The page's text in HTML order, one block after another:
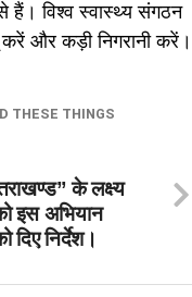
हैं। विश्व स्वास्थ्य संगठन
और कड़ी निगरानी करें।
THESE THINGS
के लक्ष्य
इस अभियान
दिए निर्देश।